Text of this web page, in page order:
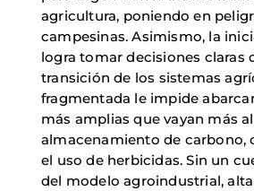
agricultura, poniendo en
campesinas. Asimismo, la
logra tomar decisiones claras
transición de los sistemas
fragmentada le impide
más amplias que vayan más
almacenamiento de carbono,
el uso de herbicidas. Sin un
del modelo agroindustrial,